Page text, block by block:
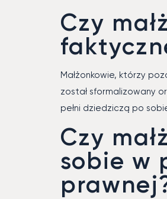
Czy
Małżonkowie, którzy
został sformalizowany
pełni dziedziczą po
Czy
sobie w